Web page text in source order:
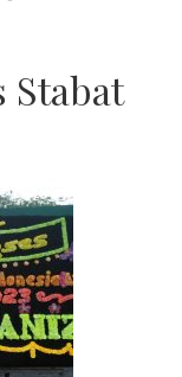
Stabat